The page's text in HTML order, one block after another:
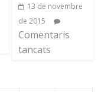
13 de novembre
de 2015
Comentaris
tancats